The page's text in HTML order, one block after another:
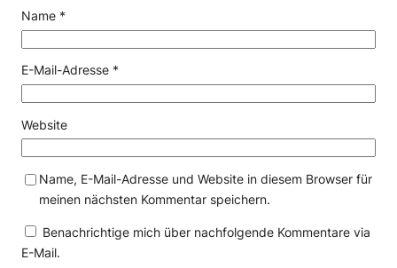
Name *
E-Mail-Adresse *
Website
Name, E-Mail-Adresse und Website in diesem Browser für
meinen nächsten Kommentar speichern.
Benachrichtige mich über nachfolgende Kommentare via
E-Mail.